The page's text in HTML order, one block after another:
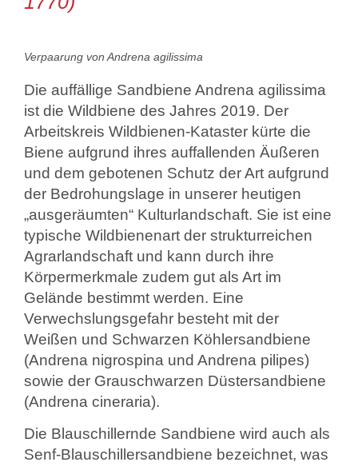
Verpaarung von Andrena agilissima
Die auffällige Sandbiene Andrena agilissima
ist die Wildbiene des Jahres 2019. Der
Arbeitskreis Wildbienen-Kataster kürte die
Biene aufgrund ihres auffallenden Äußeren
und dem gebotenen Schutz der Art aufgrund
der Bedrohungslage in unserer heutigen
„ausgeräumten“ Kulturlandschaft. Sie ist eine
typische Wildbienenart der strukturreichen
Agrarlandschaft und kann durch ihre
Körpermerkmale zudem gut als Art im
Gelände bestimmt werden. Eine
Verwechslungsgefahr besteht mit der
Weißen und Schwarzen Köhlersandbiene
(Andrena nigrospina und Andrena pilipes)
sowie der Grauschwarzen Düstersandbiene
(Andrena cineraria).
Die Blauschillernde Sandbiene wird auch als
Senf-Blauschillersandbiene bezeichnet, was